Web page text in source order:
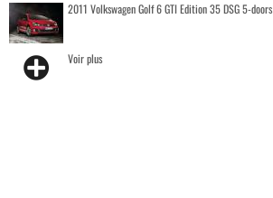
2011 Volkswagen Golf 6 GTI Edition 35 DSG 5-doors
Voir plus